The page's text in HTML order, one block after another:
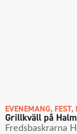
EVENEMANG, FEST,
Grillkväll på
Fredsbaskrarna